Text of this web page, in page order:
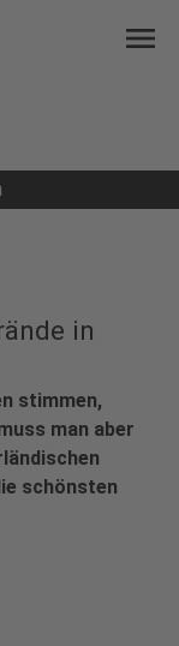
menu
in
stimmen,
man aber
schönsten